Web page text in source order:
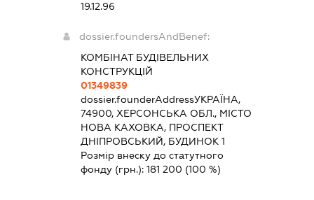
19.12.96
dossier.foundersAndBenef:
КОМБІНАТ БУДІВЕЛЬНИХ
КОНСТРУКЦІЙ
01349839
dossier.founderAddressУКРАЇНА,
74900, ХЕРСОНСЬКА ОБЛ., МІСТО
НОВА КАХОВКА, ПРОСПЕКТ
ДНІПРОВСЬКИЙ, БУДИНОК 1
Розмір внеску до статутного
фонду (грн.):181 200 (100 %)